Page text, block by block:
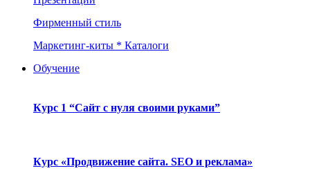
Фирменный стиль
Маркетинг-киты * Каталоги
Обучение
Курс 1 “Сайт с нуля своими руками”
Курс «Продвижение сайта. SEO и реклама»